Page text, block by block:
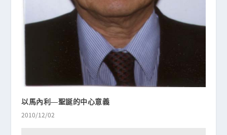
以馬內利—聖誕的中心意義
2010/12/02